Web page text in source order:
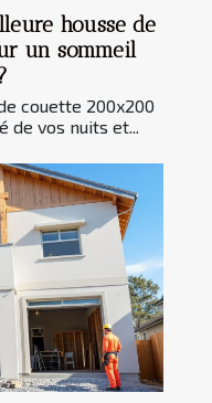
housse de
un sommeil
couette 200x200
de vos nuits et...